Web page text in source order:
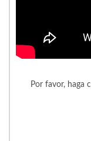
Por favor, haga